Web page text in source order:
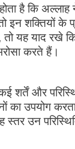
है कि अल्लाह
इन शक्तियों के
यह याद रखे
करते हैं।
शर्तें और
का उपयोग
स्तर उन